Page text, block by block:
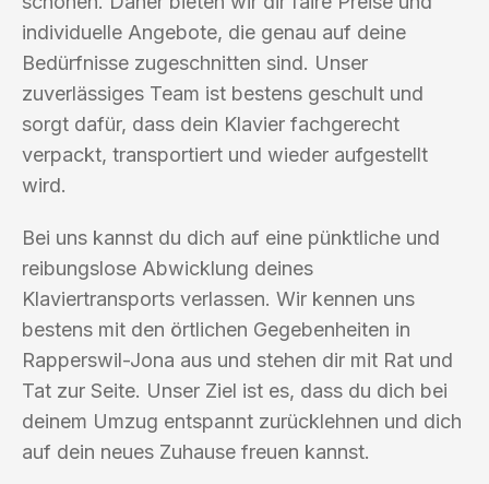
individuelle Angebote, die genau auf deine
Bedürfnisse zugeschnitten sind. Unser
zuverlässiges Team ist bestens geschult und
sorgt dafür, dass dein Klavier fachgerecht
verpackt, transportiert und wieder aufgestellt
wird.
Bei uns kannst du dich auf eine pünktliche und
reibungslose Abwicklung deines
Klaviertransports verlassen. Wir kennen uns
bestens mit den örtlichen Gegebenheiten in
Rapperswil-Jona aus und stehen dir mit Rat und
Tat zur Seite. Unser Ziel ist es, dass du dich bei
deinem Umzug entspannt zurücklehnen und dich
auf dein neues Zuhause freuen kannst.